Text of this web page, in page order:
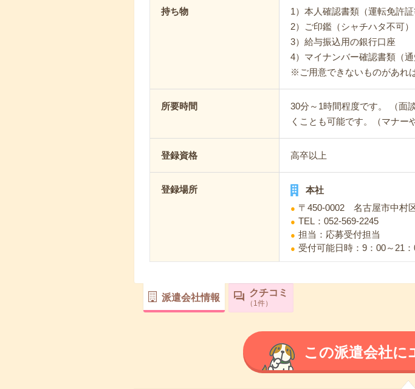
持ち物
1）本人確認書類（運転免許証
2）ご印鑑（シャチハタ不可）
3）給与振込用の銀行口座
4）マイナンバー確認書類（
※ご用意できないものがあれ
所要時間
30分～1時間程度です。 （面
くことも可能です。（マナー
登録資格 高卒以上
登録場所
本社
〒450-0002 名古屋市中村
TEL：052-569-2245
担当：応募受付担当
受付可能日時：9：00～21：
派遣会社情報 クチコミ
1 件
この派遣会社に